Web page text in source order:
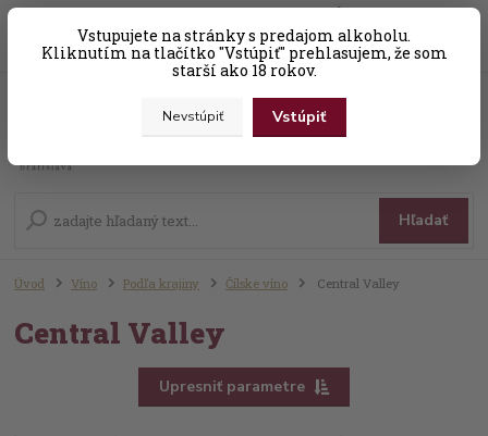
Vstupujete na stránky s predajom alkoholu.
Kliknutím na tlačítko "Vstúpiť" prehlasujem, že som
starší ako 18 rokov.
Nevstúpiť Vstúpiť
Hľadať
+421 (0) 31 56 25 377-8 za0,00 EUR
Úvod Víno Podľa krajiny Čílske víno Central Valley
Central Valley
Upresniť parametre